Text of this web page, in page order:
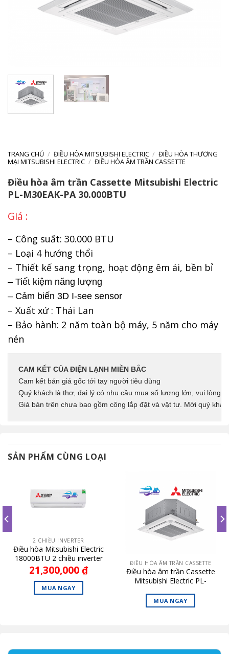
TRANG CHỦ / ĐIỀU HÒA MITSUBISHI ELECTRIC / ĐIỀU HÒA THƯƠNG
MẠI MITSUBISHI ELECTRIC / ĐIỀU HÒA ÂM TRẦN CASSETTE
Điều hòa âm trần Cassette Mitsubishi Electric
PL-M30EAK-PA 30.000BTU
– Công suất: 30.000 BTU
– Loại 4 hướng thổi
– Thiết kế sang trọng, hoạt động êm ái, bền bỉ
– Tiết kiệm năng lượng
– Cảm biến 3D I-see sensor
– Xuất xứ : Thái Lan
– Bảo hành: 2 năm toàn bộ máy, 5 năm cho máy
nén
CAM KẾT CỦA ĐIỆN LẠNH MIỀN BẮC
Cam kết bán giá gốc tới tay người tiêu dùng
Quý khách là thợ, đại lý có nhu cầu mua số lượng lớn, vui lòng
Giá bán trên chưa bao gồm công lắp đặt và vật tư. Mời quý
SẢN PHẨM CÙNG LOẠI
2 CHIỀU INVERTER
Điều hòa Mitsubishi Electric
18000BTU 2 chiều inverter
MSZ/MUZ-HT50VF
21,300,000₫
MUA NGAY
ĐIỀU HÒA ÂM TRẦN CASSETTE
Điều hòa âm trần Cassette
Mitsubishi Electric PL-
MUA NGAY